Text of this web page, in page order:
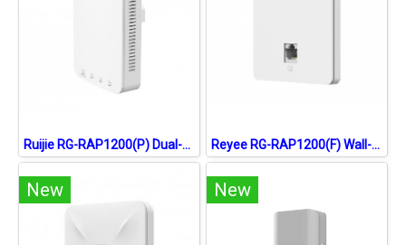
Ruijie RG-RAP1200(P) Dual-Band Wall Plate Access Point ac 5 Port Gigabit Reyee RG-RAP1200(F) Wall-Mountable Wireless Access Point Dual-Band Cloud Control
New New